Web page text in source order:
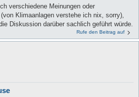
verschiedene Meinungen oder
Klimaanlagen verstehe ich nix, sorry),
Diskussion darüber sachlich geführt würde.
Rufe den Beitrag auf